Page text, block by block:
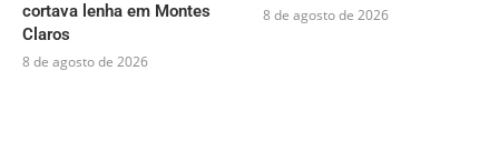
cortava lenha em Montes
Claros
8 de agosto de 2026
8 de agosto de 2026